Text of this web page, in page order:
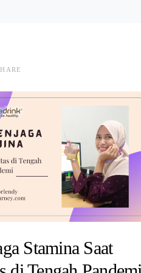
Stamina Saat